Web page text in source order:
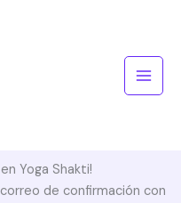
Yoga Shakti!
de confirmación con